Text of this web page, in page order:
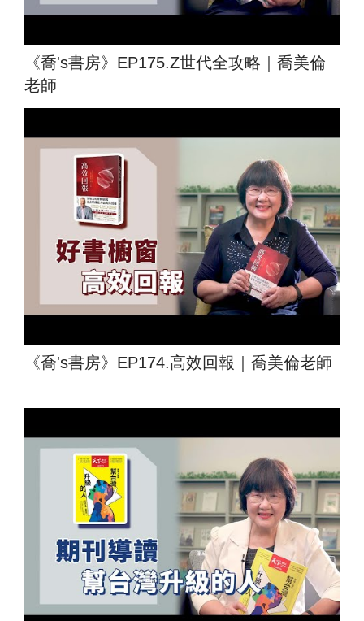
《喬's書房》EP175.Z世代全攻略｜喬美倫
老師
《喬's書房》EP174.高效回報｜喬美倫老師